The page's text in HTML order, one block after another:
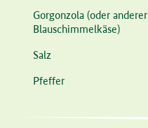
Gorgonzola (oder anderer
Blauschimmelkäse)
Salz
Pfeffer